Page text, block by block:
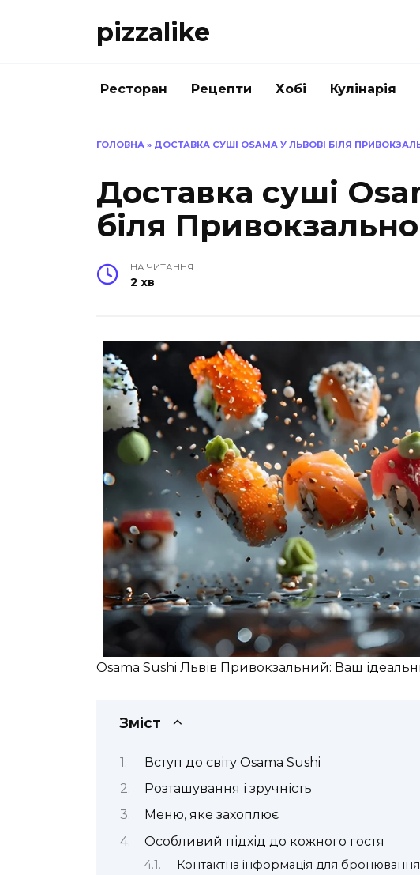
pizzalike
Ресторан Рецепти Хобі Кулінарія
ГОЛОВНА » ДОСТАВКА СУШІ OSAMA У ЛЬВОВІ БІЛЯ
Доставка суші
біля
НА ЧИТАННЯ
2 хв
Osama Sushi Львів Привокзальний: Ваш
Зміст
Вступ до світу Osama Sushi
Розташування і зручність
Меню, яке захоплює
Особливий підхід до кожного гостя
Контактна інформація для бронювання